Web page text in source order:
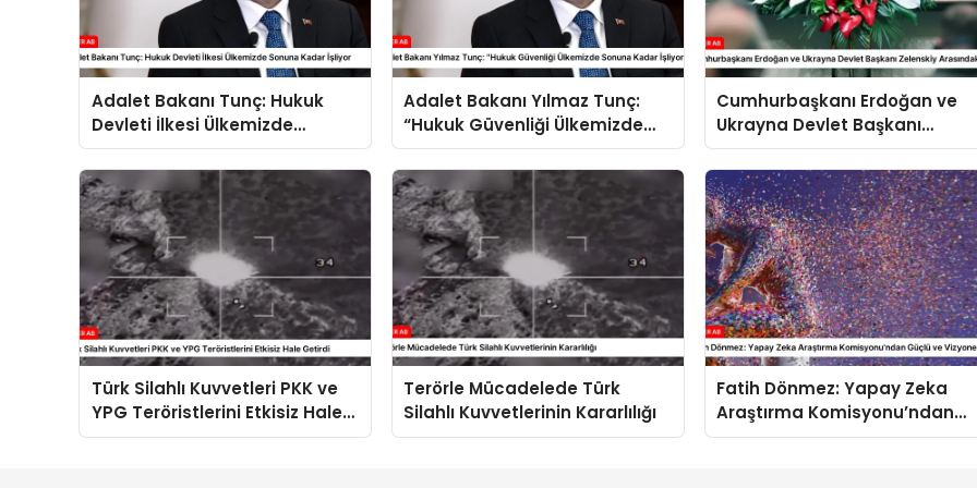
Adalet Bakanı Tunç: Hukuk
Devleti İlkesi Ülkemizde
Sonuna Kadar İşliyor
Adalet Bakanı Yılmaz Tunç:
“Hukuk Güvenliği Ülkemizde
Sonuna Kadar İşliyor”
Cumhurbaşkanı Erdoğan ve
Ukrayna Devlet Başkanı
Zelenskiy Arasındaki
Türk Silahlı Kuvvetleri PKK ve
YPG Teröristlerini Etkisiz Hale
Getirdi
Terörle Mücadelede Türk
Silahlı Kuvvetlerinin Kararlılığı
Fatih Dönmez: Yapay Zeka
Araştırma Komisyonu’ndan
Güçlü ve Vizyoner Adımlar